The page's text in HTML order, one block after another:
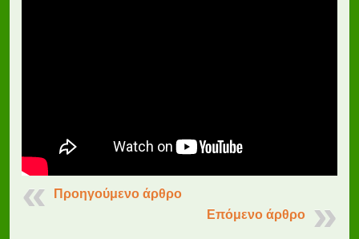
Προηγούμενο άρθρο
Επόμενο άρθρο